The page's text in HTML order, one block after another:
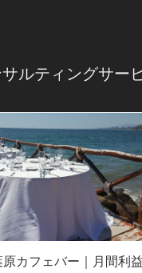
。これにより、お客様は
援で持続的成長を
なパートナーシップの出
後の事業運営においても
スの最適化、戦略立案な
ております。市場の変化
お客様が抱えるさまざま
続的な成長と競争力の強
ルティングサー